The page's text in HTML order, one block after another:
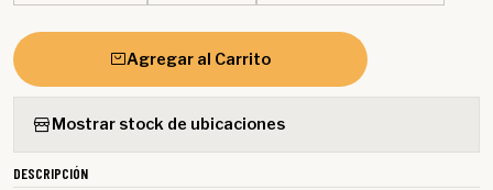
Agregar al Carrito
Mostrar stock de ubicaciones
DESCRIPCIÓN